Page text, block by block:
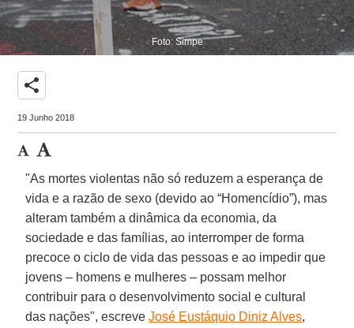
Foto: Simpe
share
19 Junho 2018
"As mortes violentas não só reduzem a esperança de
vida e a razão de sexo (devido ao “Homencídio”), mas
alteram também a dinâmica da economia, da
sociedade e das famílias, ao interromper de forma
precoce o ciclo de vida das pessoas e ao impedir que
jovens – homens e mulheres – possam melhor
contribuir para o desenvolvimento social e cultural
das nações", escreveJosé Eustáquio Diniz Alves,